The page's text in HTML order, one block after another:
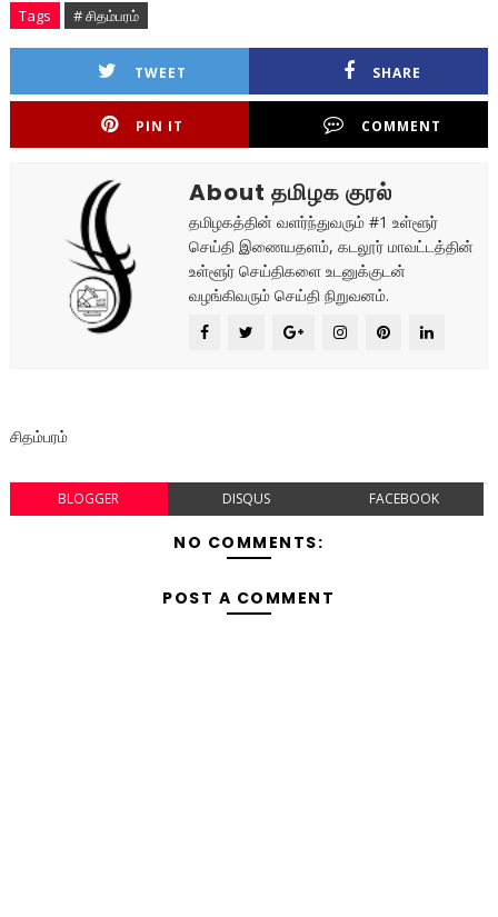
Tags # சிதம்பரம்
TWEET SHARE
PIN IT COMMENT
About தமிழக குரல்
தமிழகத்தின் வளர்ந்துவரும் #1 உள்ளூர்
செய்தி இணையதளம், கடலூர் மாவட்டத்தின்
உள்ளூர் செய்திகளை உடனுக்குடன்
வழங்கிவரும் செய்தி நிறுவனம்.
சிதம்பரம்
BLOGGER DISQUS FACEBOOK
NO COMMENTS:
POST A COMMENT